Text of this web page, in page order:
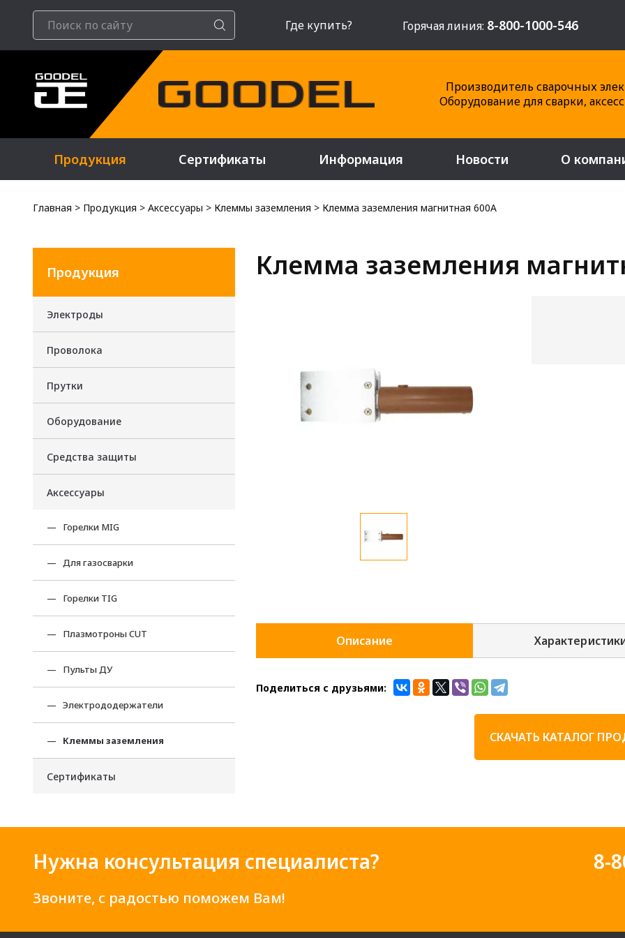
Где купить? Горячая линия: 8-800-1000-546
Производитель сварочных
Оборудование для сварки,
Продукция Сертификаты Информация Новости О
Главная > Продукция > Аксессуары > Клеммы заземления > Клемма заземления магнитная 600А
Продукция
Электроды
Проволока
Прутки
Оборудование
Средства защиты
Аксессуары
Горелки MIG
Для газосварки
Горелки TIG
Плазмотроны CUT
Пульты ДУ
Электрододержатели
Клеммы заземления
Сертификаты
Клемма заземления
Описание
Поделиться с друзьями:
СКАЧАТЬ КАТАЛОГ
Нужна консультация специалиста?
Звоните, с радостью поможем Вам!
8-